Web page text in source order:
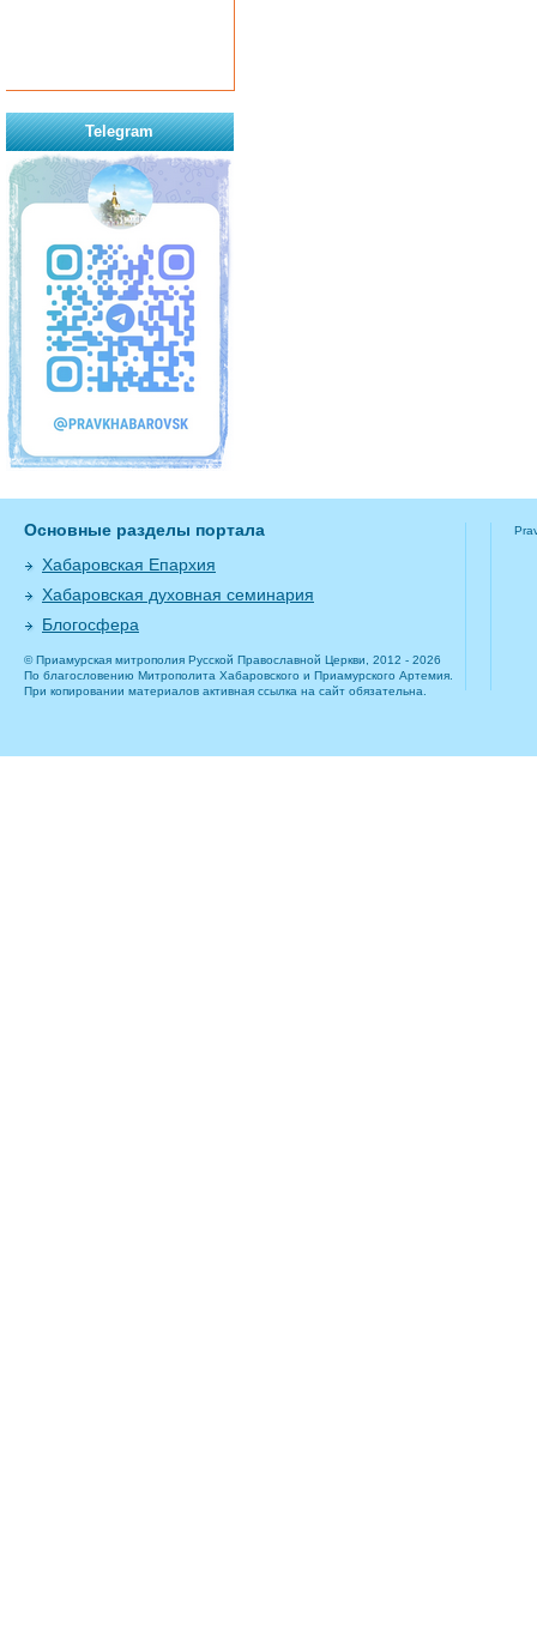
Telegram
Основные разделы портала
Хабаровская Епархия
Хабаровская духовная семинария
Блогосфера
© Приамурская митрополия Русской Православной Церкви, 2012 - 2026
По благословению Митрополита Хабаровского и Приамурского Артемия.
При копировании материалов активная ссылка на сайт обязательна.